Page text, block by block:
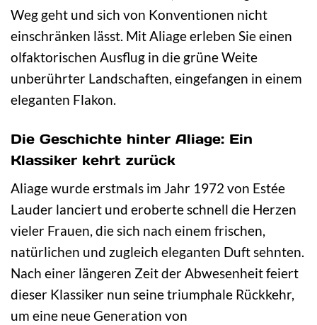
Weg geht und sich von Konventionen nicht
einschränken lässt. Mit Aliage erleben Sie einen
olfaktorischen Ausflug in die grüne Weite
unberührter Landschaften, eingefangen in einem
eleganten Flakon.
Die Geschichte hinter Aliage: Ein
Klassiker kehrt zurück
Aliage wurde erstmals im Jahr 1972 von Estée
Lauder lanciert und eroberte schnell die Herzen
vieler Frauen, die sich nach einem frischen,
natürlichen und zugleich eleganten Duft sehnten.
Nach einer längeren Zeit der Abwesenheit feiert
dieser Klassiker nun seine triumphale Rückkehr,
um eine neue Generation von